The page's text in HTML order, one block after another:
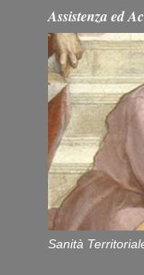
Assistenza ed
Sanità